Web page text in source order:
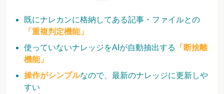
既にナレカンに格納してある記事・ファイルとの
「重複判定機能」
使っていないナレッジをAIが自動抽出する
「断捨離
機能」
操作がシンプルなので、最新のナレッジに更新しや
すい